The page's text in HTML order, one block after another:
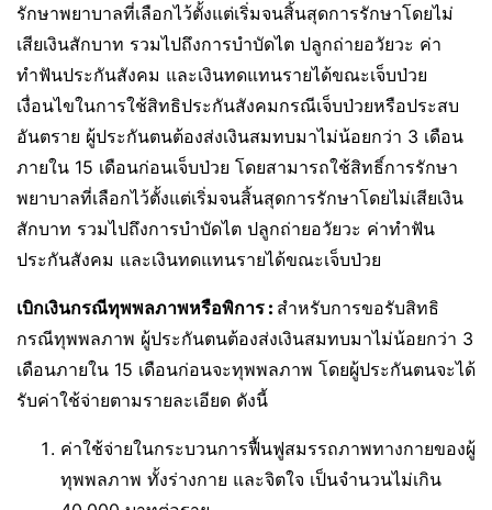
รักษาพยาบาลที่เลือกไว้ตั้งแต่เริ่มจนสิ้นสุดการรักษาโดยไม่
เสียเงินสักบาท รวมไปถึงการบำบัดไต ปลูกถ่ายอวัยวะ ค่า
ทำฟันประกันสังคม และเงินทดแทนรายได้ขณะเจ็บป่วย
เงื่อนไขในการใช้สิทธิประกันสังคมกรณีเจ็บป่วยหรือประสบ
อันตราย ผู้ประกันตนต้องส่งเงินสมทบมาไม่น้อยกว่า 3 เดือน
ภายใน 15 เดือนก่อนเจ็บป่วย โดยสามารถใช้สิทธิ์การรักษา
พยาบาลที่เลือกไว้ตั้งแต่เริ่มจนสิ้นสุดการรักษาโดยไม่เสียเงิน
สักบาท รวมไปถึงการบำบัดไต ปลูกถ่ายอวัยวะ ค่าทำฟัน
ประกันสังคม และเงินทดแทนรายได้ขณะเจ็บป่วย
เบิกเงินกรณีทุพพลภาพหรือพิการ : สำหรับการขอรับสิทธิ
กรณีทุพพลภาพ ผู้ประกันตนต้องส่งเงินสมทบมาไม่น้อยกว่า 3
เดือนภายใน 15 เดือนก่อนจะทุพพลภาพ โดยผู้ประกันตนจะได้
รับค่าใช้จ่ายตามรายละเอียด ดังนี้
ค่าใช้จ่ายในกระบวนการฟื้นฟูสมรรถภาพทางกายของผู้
ทุพพลภาพ ทั้งร่างกาย และจิตใจ เป็นจำนวนไม่เกิน